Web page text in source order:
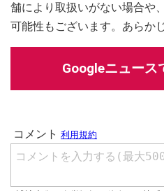
舗により取扱いがない場合や
可能性もございます。あらか
Googleニュース